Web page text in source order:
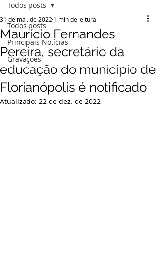
Todos posts
Principais Notícias
Gravações
Todos posts
Maurício Fernandes
Pereira, secretário da
educação do município de
Florianópolis é notificado
31 de mai. de 2022 1 min de leitura
Atualizado: 22 de dez. de 2022